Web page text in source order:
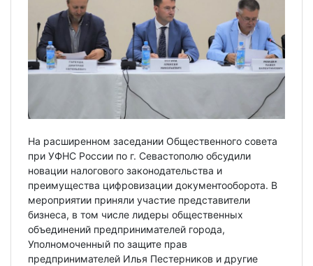
На расширенном заседании Общественного совета
при УФНС России по г. Севастополю обсудили
новации налогового законодательства и
преимущества цифровизации документооборота. В
мероприятии приняли участие представители
бизнеса, в том числе лидеры общественных
объединений предпринимателей города,
Уполномоченный по защите прав
предпринимателей Илья Пестерников и другие